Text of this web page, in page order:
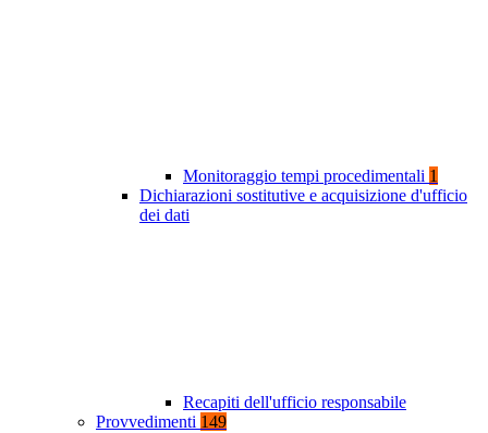
Monitoraggio tempi procedimentali 1
Dichiarazioni sostitutive e acquisizione d'ufficio
dei dati
Recapiti dell'ufficio responsabile
Provvedimenti 149